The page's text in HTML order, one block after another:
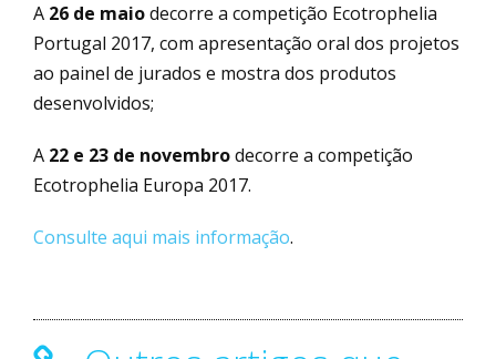
A 26 de maiodecorre a competição Ecotrophelia
Portugal 2017, com apresentação oral dos projetos
ao painel de jurados e mostra dos produtos
desenvolvidos;
A 22 e 23 de novembrodecorre a competição
Ecotrophelia Europa 2017.
Consulte aqui mais informação.